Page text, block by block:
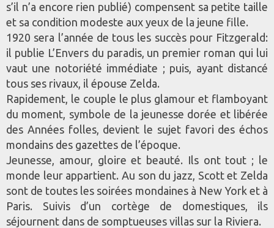
s’il n’a encore rien publié) compensent sa petite taille
et sa condition modeste aux yeux de la jeune fille.
1920 sera l’année de tous les succès pour Fitzgerald:
il publie L’Envers du paradis, un premier roman qui lui
vaut une notoriété immédiate ; puis, ayant distancé
tous ses rivaux, il épouse Zelda.
Rapidement, le couple le plus glamour et flamboyant
du moment, symbole de la jeunesse dorée et libérée
des Années folles, devient le sujet favori des échos
mondains des gazettes de l’époque.
Jeunesse, amour, gloire et beauté. Ils ont tout ; le
monde leur appartient. Au son du jazz, Scott et Zelda
sont de toutes les soirées mondaines à New York et à
Paris. Suivis d’un cortège de domestiques, ils
séjournent dans de somptueuses villas sur la Riviera.